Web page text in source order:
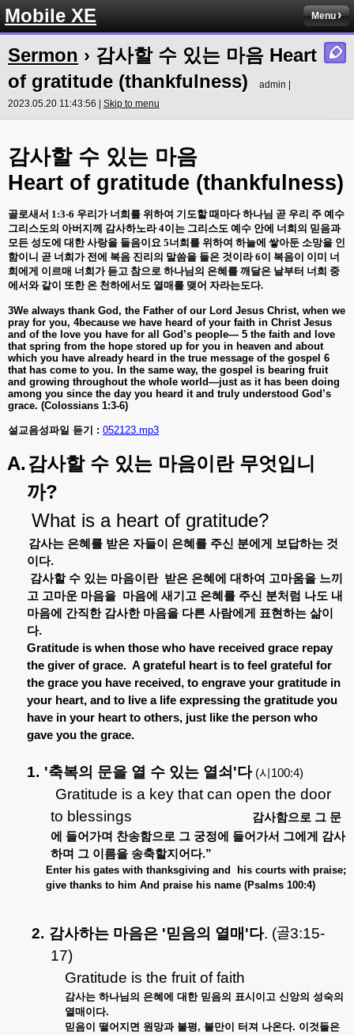
Mobile XE Menu
Sermon › 감사할 수 있는 마음 Heart
of gratitude (thankfulness)
admin |
2023.05.20 11:43:56 | Skip to menu
감사할 수 있는 마음
Heart of gratitude (thankfulness)
골로새서 1:3-6 우리가 너희를 위하여 기도할 때마다 하나님 곧 우리 주 예수
그리스도의 아버지께 감사하노라4이는 그리스도 예수 안에 너희의 믿음과
모든 성도에 대한 사랑을 들음이요 5너희를 위하여 하늘에 쌓아둔 소망을 인
함이니 곧 너희가 전에 복음 진리의 말씀을 들은 것이라6이 복음이 이미 너
희에게 이르매 너희가 듣고 참으로 하나님의 은혜를 깨달은 날부터 너희 중
에서와 같이 또한 온 천하에서도 열매를 맺어 자라는도다.
3We always thank God, the Father of our Lord Jesus Christ, when we
pray for you, 4because we have heard of your faith in Christ Jesus
and of the love you have for all God’s people— 5 the faith and love
that spring from the hope stored up for you in heaven and about
which you have already heard in the true message of the gospel 6
that has come to you. In the same way, the gospel is bearing fruit
and growing throughout the whole world—just as it has been doing
among you since the day you heard it and truly understood God’s
grace. (Colossians 1:3-6)
설교음성파일 듣기 : 052123.mp3
A.감사할 수 있는 마음이란 무엇입니
까?
What is a heart of gratitude?
감사는 은혜를 받은 자들이 은혜를 주신 분에게 보답하는 것
이다.
감사할 수 있는 마음이란 받은 은혜에 대하여 고마움을 느끼
고 고마운 마음을 마음에 새기고 은혜를 주신 분처럼 나도 내
마음에
간직한 감사한 마음을 다른 사람에게 표현하는 삶이
다.
Gratitude is when those who have received grace repay
the giver of grace. A grateful heart is to feel grateful for
the grace you have received, to engrave your gratitude in
your heart, and to live a life expressing the gratitude you
have in your heart to others, just like the person who
gave you the grace.
1. '축복의 문을 열 수 있는 열쇠 '다(시 100:4)
Gratitude is a key that can open the door
to blessings
감사함으로 그 문
에
들어가며 찬송함으로 그 궁정에 들어가서 그에게
감사
하며 그 이름을 송축할지어다.”
Enter his gates with thanksgiving and
his courts with praise;
give thanks to him And praise his name (Psalms 100:4)
2. 감사하는 마음은 '믿음의 열매 '다. (골3:15-
17)
Gratitude is the fruit of faith
감사는 하나님의 은혜에 대한 믿음의 표시이고 신앙의 성숙의
열매이다.
믿음이
떨어지면 원망과 불평, 불만이 터져 나온다. 이것들은